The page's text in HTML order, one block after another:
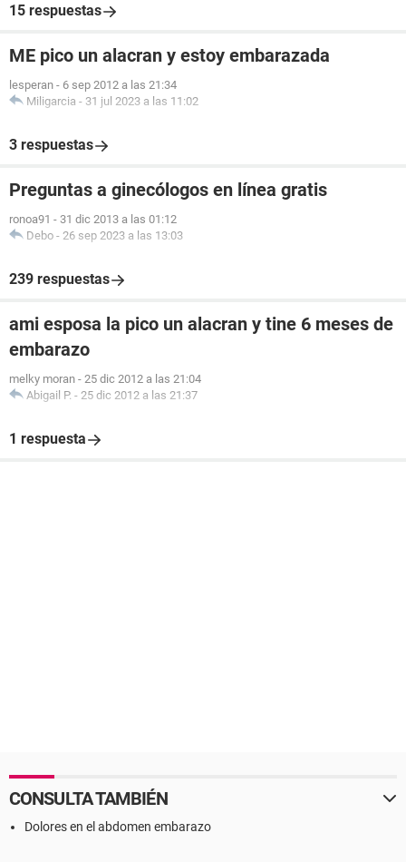
15 respuestas
ME pico un alacran y estoy embarazada
lesperan - 6 sep 2012 a las 21:34
Miligarcia - 31 jul 2023 a las 11:02
3 respuestas
Preguntas a ginecólogos en línea gratis
ronoa91 - 31 dic 2013 a las 01:12
Debo - 26 sep 2023 a las 13:03
239 respuestas
ami esposa la pico un alacran y tine 6 meses de
embarazo
melky moran - 25 dic 2012 a las 21:04
Abigail P. - 25 dic 2012 a las 21:37
1 respuesta
CONSULTA TAMBIÉN
Dolores en el abdomen embarazo